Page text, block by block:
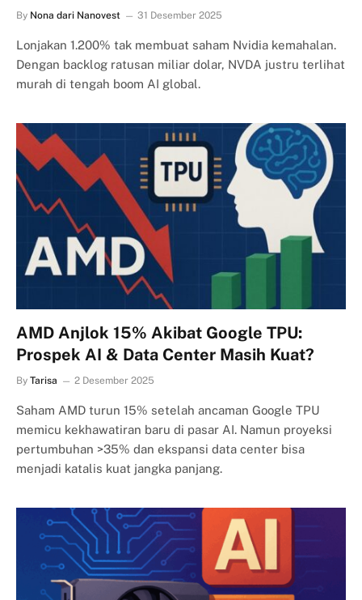
By Nona dari Nanovest 31 Desember 2025
Lonjakan 1.200% tak membuat saham Nvidia kemahalan.
Dengan backlog ratusan miliar dolar, NVDA justru terlihat
murah di tengah boom AI global.
AMD Anjlok 15% Akibat Google TPU:
Prospek AI & Data Center Masih Kuat?
By Tarisa 2 Desember 2025
Saham AMD turun 15% setelah ancaman Google TPU
memicu kekhawatiran baru di pasar AI. Namun proyeksi
pertumbuhan >35% dan ekspansi data center bisa
menjadi katalis kuat jangka panjang.